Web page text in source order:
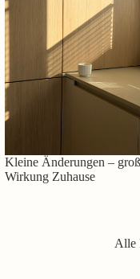
Kleine Änderungen –
Wirkung Zuhause
Alle